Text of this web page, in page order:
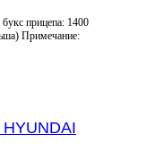
прицепа: 1400
Примечание: